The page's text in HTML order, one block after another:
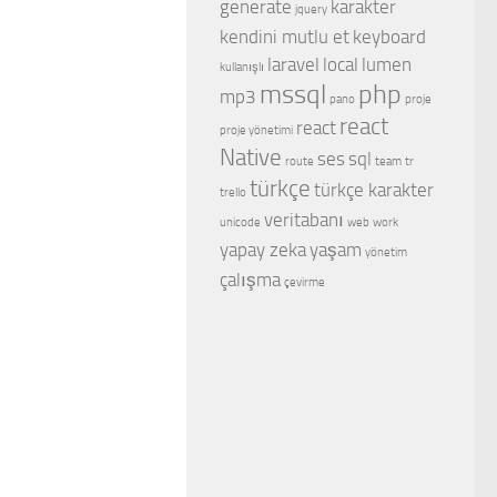
generate jquery karakter
kendini mutlu et keyboard
kullanışlı laravel local lumen
mp3 mssql pano php proje
proje yönetimi react react
Native route ses sql team tr
trello türkçe türkçe karakter
unicode veritabanı web work
yapay zekayaşam yönetim
çalışma çevirme